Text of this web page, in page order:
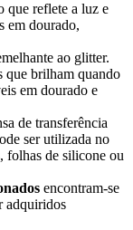
que reflete a luz e
em dourado,
ao glitter.
que brilham quando
em dourado e
de transferência
ser utilizada no
folhas de silicone ou
encontram-se
adquiridos